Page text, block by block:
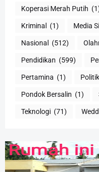
Koperasi Merah Putih
Kriminal (1) Media
Nasional (512)
Pendidikan (599)
Pertamina (1) Politik
Pondok Bersalin (1)
Teknologi (71)